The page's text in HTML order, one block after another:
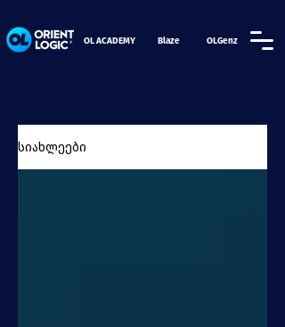
OL ACADEMY Blaze OLGenz
სიახლეები